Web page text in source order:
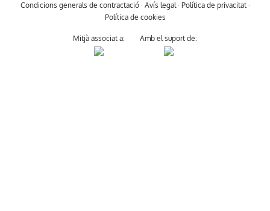
Condicions generals de contractació· Avís legal· Política de privacitat·
Política de cookies
Mitjà associat a: Amb el suport de: